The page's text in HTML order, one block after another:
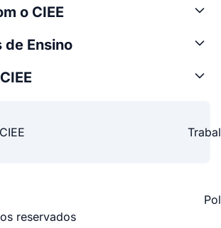
o CIEE
Ensino
reservados